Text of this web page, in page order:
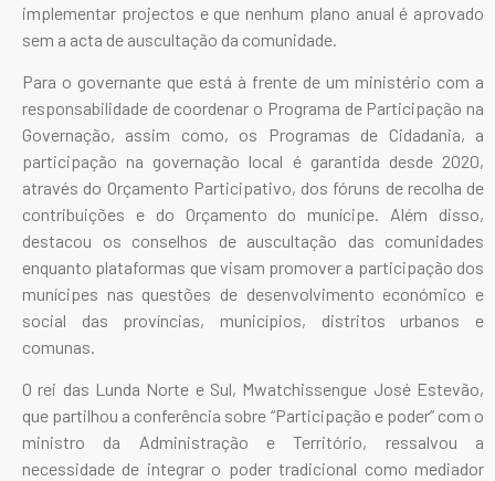
implementar projectos e que nenhum plano anual é aprovado
sem a acta de auscultação da comunidade.
Para o governante que está à frente de um ministério com a
responsabilidade de coordenar o Programa de Participação na
Governação, assim como, os Programas de Cidadania, a
participação na governação local é garantida desde 2020,
através do Orçamento Participativo, dos fóruns de recolha de
contribuições e do Orçamento do munícipe. Além disso,
destacou os conselhos de auscultação das comunidades
enquanto plataformas que visam promover a participação dos
munícipes nas questões de desenvolvimento económico e
social das províncias, municípios, distritos urbanos e
comunas.
O rei das Lunda Norte e Sul, Mwatchissengue José Estevão,
que partilhou a conferência sobre “Participação e poder” com o
ministro da Administração e Território, ressalvou a
necessidade de integrar o poder tradicional como mediador